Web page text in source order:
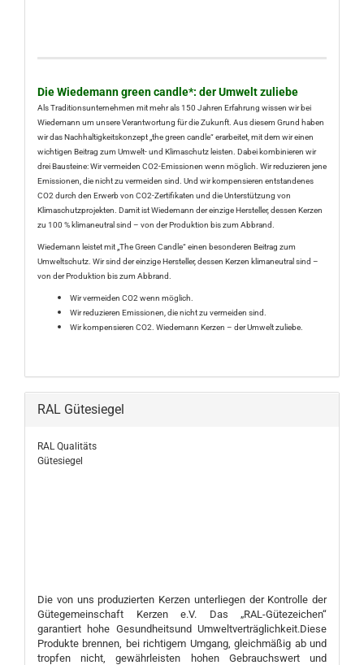
Die Wiedemann green candle*: der Umwelt zuliebe
Als Traditionsunternehmen mit mehr als 150 Jahren Erfahrung wissen wir bei
Wiedemann um unsere Verantwortung für die Zukunft. Aus diesem Grund haben
wir das Nachhaltigkeitskonzept „the green candle“ erarbeitet, mit dem wir einen
wichtigen Beitrag zum Umwelt- und Klimaschutz leisten. Dabei kombinieren wir
drei Bausteine: Wir vermeiden CO2-Emissionen wenn möglich. Wir reduzieren jene
Emissionen, die nicht zu vermeiden sind. Und wir kompensieren entstandenes
CO2 durch den Erwerb von CO2-Zertifikaten und die Unterstützung von
Klimaschutzprojekten. Damit ist Wiedemann der einzige Hersteller, dessen Kerzen
zu 100 % klimaneutral sind – von der Produktion bis zum Abbrand.
Wiedemann leistet mit „The Green Candle“ einen besonderen Beitrag zum
Umweltschutz. Wir sind der einzige Hersteller, dessen Kerzen klimaneutral sind –
von der Produktion bis zum Abbrand.
Wir vermeiden CO2 wenn möglich.
Wir reduzieren Emissionen, die nicht zu vermeiden sind.
Wir kompensieren CO2. Wiedemann Kerzen – der Umwelt zuliebe.
RAL Gütesiegel
RAL Qualitäts
Gütesiegel
Die von uns produzierten Kerzen unterliegen der Kontrolle der
Gütegemeinschaft Kerzen e.V. Das „RAL-Gütezeichen“
garantiert hohe Gesundheitsund Umweltverträglichkeit.Diese
Produkte brennen, bei richtigem Umgang, gleichmäßig ab und
tropfen nicht, gewährleisten hohen Gebrauchswert und